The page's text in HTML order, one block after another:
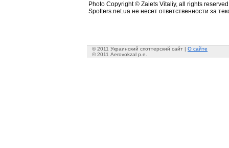
Photo Copyright © Zaiets Vitaliy, all rights
Spotters.net.ua не несет ответственности за
© 2011 Украинский споттерский сайт | О сайте
© 2011 Aerovokzal p.e.